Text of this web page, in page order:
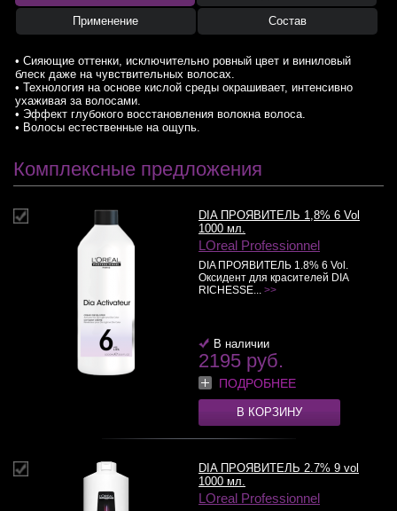
Применение Состав
• Сияющие оттенки, исключительно ровный цвет и виниловый
блеск даже на чувствительных волосах.
• Технология на основе кислой среды окрашивает, интенсивно
ухаживая за волосами.
• Эффект глубокого восстановления волокна волоса.
• Волосы естественные на ощупь.
Комплексные предложения
DIA ПРОЯВИТЕЛЬ 1,8% 6 Vol
1000 мл.
LOreal Professionnel
DIA ПРОЯВИТЕЛЬ 1.8% 6 Vol.
Оксидент для красителей DIA
RICHESSE... >>
В наличии
2195 руб.
ПОДРОБНЕЕ
В КОРЗИНУ
DIA ПРОЯВИТЕЛЬ 2.7% 9 vol
1000 мл.
LOreal Professionnel